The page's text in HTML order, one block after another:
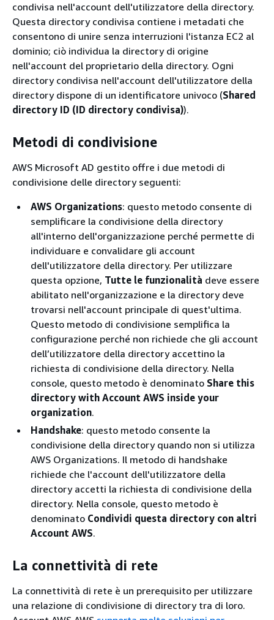
condivisa nell'account dell'utilizzatore della directory.
Questa directory condivisa contiene i metadati che
consentono di unire senza interruzioni l'istanza EC2 al
dominio; ciò individua la directory di origine
nell'account del proprietario della directory. Ogni
directory condivisa nell'account dell'utilizzatore della
directory dispone di un identificatore univoco (Shared
directory ID (ID directory condivisa)).
Metodi di condivisione
AWS Microsoft AD gestito offre i due metodi di
condivisione delle directory seguenti:
AWS Organizations: questo metodo consente di
semplificare la condivisione della directory
all'interno dell'organizzazione perché permette di
individuare e convalidare gli account
dell'utilizzatore della directory. Per utilizzare
questa opzione, Tutte le funzionalità deve essere
abilitato nell'organizzazione e la directory deve
trovarsi nell'account principale di quest'ultima.
Questo metodo di condivisione semplifica la
configurazione perché non richiede che gli account
dell’utilizzatore della directory accettino la
richiesta di condivisione della directory. Nella
console, questo metodo è denominato Share this
directory with Account AWS inside your
organization.
Handshake: questo metodo consente la
condivisione della directory quando non si utilizza
AWS Organizations. Il metodo di handshake
richiede che l'account dell'utilizzatore della
directory accetti la richiesta di condivisione della
directory. Nella console, questo metodo è
denominato Condividi questa directory con altri
Account AWS.
La connettività di rete
La connettività di rete è un prerequisito per utilizzare
una relazione di condivisione di directory tra di loro.